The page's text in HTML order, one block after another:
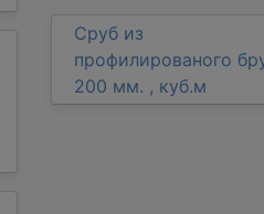
Сруб из
профилированого
200 мм. , куб.м